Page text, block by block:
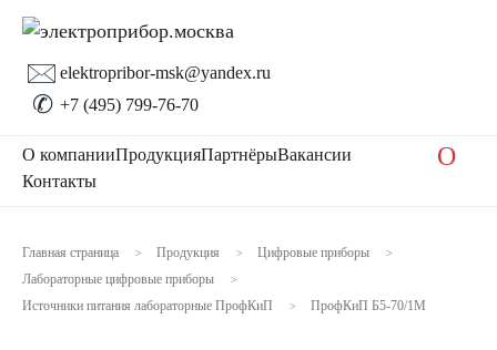
🖂 elektropribor-msk@yandex.ru
✆ +7 (495) 799-76-70
О компанииПродукцияПартнёрыВакансии
Контакты
O
Главная страница > Продукция > Цифровые приборы >
Лабораторные цифровые приборы >
Источники питания лабораторные ПрофКиП > ПрофКиП Б5-70/1М